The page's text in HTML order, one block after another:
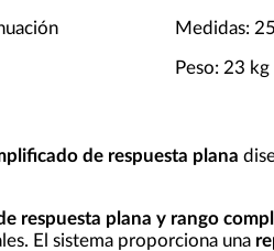
Medidas:
Peso: 23 kg
de respuesta plana
respuesta plana y rango
El sistema proporciona una